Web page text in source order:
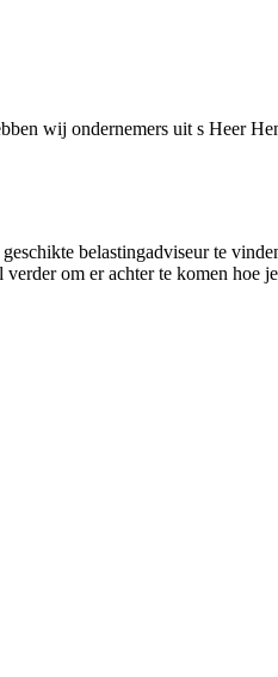
wij ondernemers uit s Heer
belastingadviseur te
om er achter te komen hoe